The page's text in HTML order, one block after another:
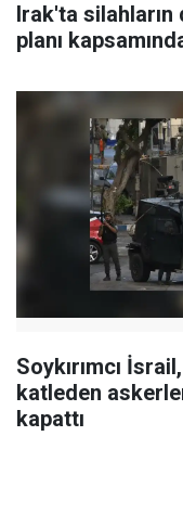
Irak'ta silahların
planı
Soykırımcı
katleden
kapattı